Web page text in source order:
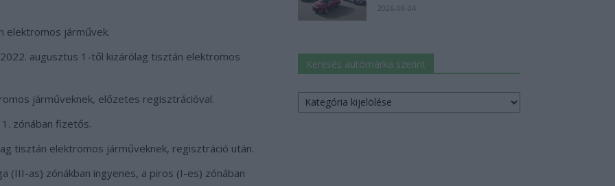
elektromos járművek.
augusztus 1-től kizárólag tisztán elektromos
járműveknek, előzetes regisztrációval.
zónában fizetős.
tisztán elektromos járműveknek, regisztráció után.
(III-as) zónákban ingyenes, a piros (I-es) zónában
2026-08-04
Keresés autómárka szerint
Keresés
autómárka